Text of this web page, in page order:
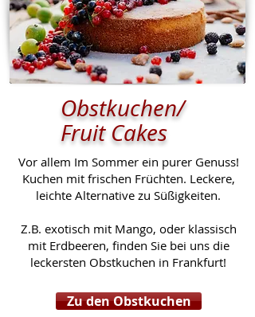
Obstkuchen/
Fruit Cakes
Vor allem Im Sommer ein purer Genuss!
Kuchen mit frischen Früchten. Leckere,
leichte Alternative zu Süßigkeiten.
Z.B. exotisch mit Mango, oder klassisch
mit Erdbeeren, finden Sie bei uns die
leckersten Obstkuchen in Frankfurt!
Zu den Obstkuchen